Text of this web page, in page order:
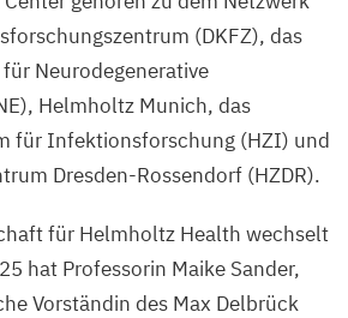
(DKFZ), das
Neurodegenerative
), Helmholtz Munich, das
für Infektionsforschung (HZI) und
Dresden-Rossendorf (HZDR).
für Helmholtz Health wechselt
hat Professorin Maike Sander,
Vorständin des Max Delbrück